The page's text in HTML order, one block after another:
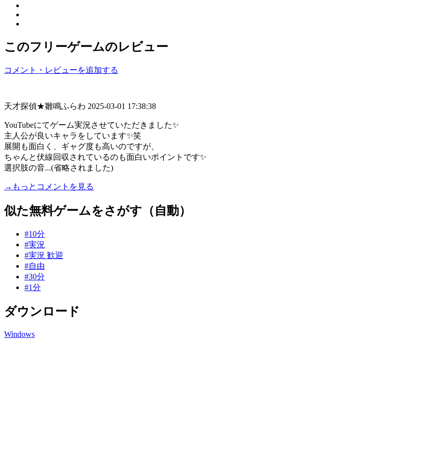
このフリーゲームのレビュー
コメント・レビューを追加する
天才探偵★雛鳴ふらわ 2025-03-01 17:38:38
YouTubeにてゲーム実況させていただきました✨
主人公が良いキャラをしています✨笑
展開も面白く、ギャグ度も高いのですが、
ちゃんと伏線回収されているのも面白いポイントです✨
選択肢の音...(省略されました)
→もっとコメントを見る
似た無料ゲームをさがす（自動）
#10分
#実況
#実況 歓迎
#自由
#30分
#1分
ダウンロード
Windows